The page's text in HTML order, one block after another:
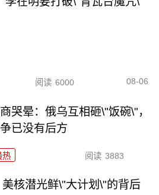
阅读 6000 08-06
哭晕：俄乌互相砸\"饭碗\"，
已没有后方
热 阅读 3883
核潜光鲜\"大计划\"的背后